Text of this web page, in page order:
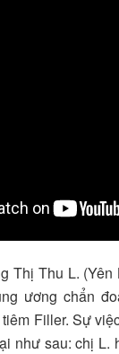
Thị Thu L.
ương chẩn
Filler. Sự
như sau: chị L.